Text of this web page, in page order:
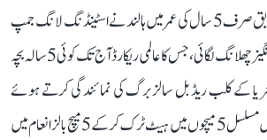
ایک میڈیا رپورٹ کے مطابق صرف 5 سال کی عمر میں ہالند نے اسٹینڈنگ لانگ جمپ
میں 5 فٹ 4 انچ کی حیرت انگیز چھلانگ لگائی، جس کا عالمی ریکارڈ آج تک کوئی 5 سالہ بچہ
کے کلب ریڈ بل سالزبرگ کی نمائندگی کرتے ہوئے
انہوں نے ایک ہی سیزن میں مسلسل 5 میچوں میں ہیٹ ٹرک کر کے 5 میچ بالز انعام میں